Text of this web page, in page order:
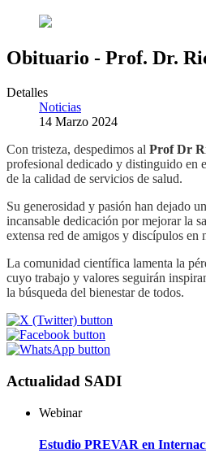
Obituario - Prof. Dr.
Detalles
Noticias
14 Marzo 2024
Con tristeza, despedimos al Prof Dr
profesional dedicado y distinguido en
de la calidad de servicios de salud.
Su generosidad y pasión han dejado
incansable dedicación por mejorar la
extensa red de amigos y discípulos en
La comunidad científica lamenta la
cuyo trabajo y valores seguirán
la búsqueda del bienestar de todos.
Actualidad SADI
Webinar
Estudio PREVAR en